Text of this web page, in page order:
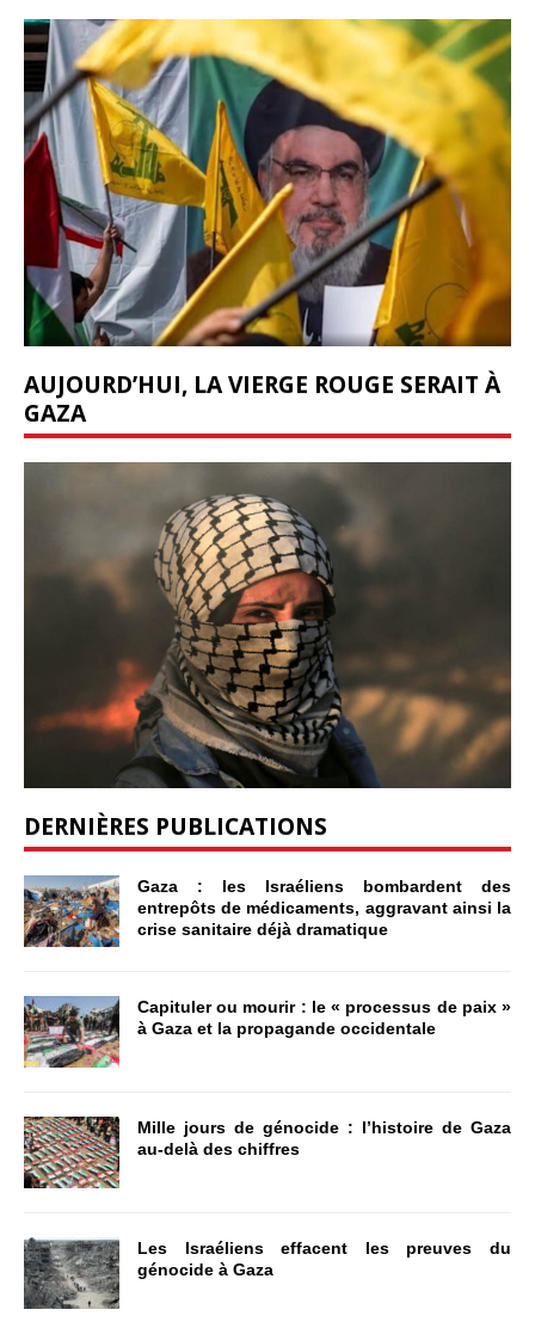
AUJOURD’HUI, LA VIERGE ROUGE SERAIT À
GAZA
DERNIÈRES PUBLICATIONS
Gaza : les Israéliens bombardent des
entrepôts de médicaments, aggravant ainsi la
crise sanitaire déjà dramatique
Capituler ou mourir : le « processus de paix »
à Gaza et la propagande occidentale
Mille jours de génocide : l’histoire de Gaza
au-delà des chiffres
Les Israéliens effacent les preuves du
génocide à Gaza